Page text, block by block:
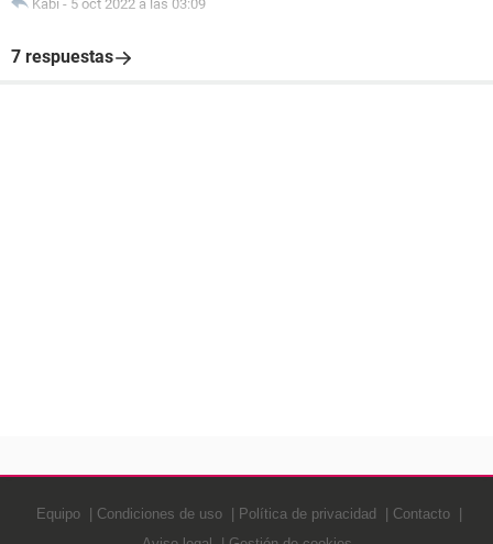
Kabi - 5 oct 2022 a las 03:09
7 respuestas
Equipo Condiciones de uso Política de privacidad
Contacto